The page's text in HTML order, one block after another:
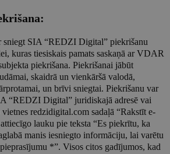
sniegt SIA “REDZI Digital” piekrišanu
kuras tiesiskais pamats saskaņā ar VDAR
piekrišana. Piekrišanai jābūt
skaidrā un vienkāršā valodā,
un brīvi sniegtai. Piekrišanu var
“REDZI Digital” juridiskajā adresē vai
redzidigital.com sadaļā “Rakstīt e-
lauku pie teksta “Es piekrītu, ka
manis iesniegto informāciju, lai varētu
*”. Visos citos gadījumos, kad